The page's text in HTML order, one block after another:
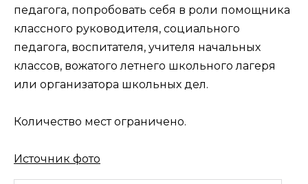
педагога, попробовать себя в роли помощника
классного руководителя, социального
педагога, воспитателя, учителя начальных
классов, вожатого летнего школьного лагеря
или организатора школьных дел.
Количество мест ограничено.
Источник фото